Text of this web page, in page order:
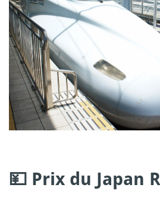
💴 Prix du Japan